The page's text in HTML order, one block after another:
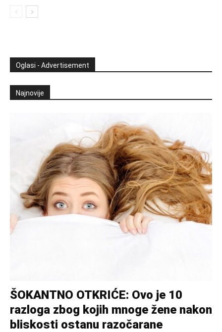
Oglasi - Advertisement
Najnovije
ŠOKANTNO OTKRIĆE: Ovo je 10
razloga zbog kojih mnoge žene nakon
bliskosti ostanu razočarane